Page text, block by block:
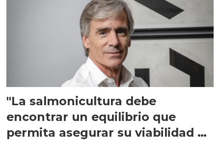
"La salmonicultura debe
encontrar un equilibrio que
permita asegurar su viabilidad de